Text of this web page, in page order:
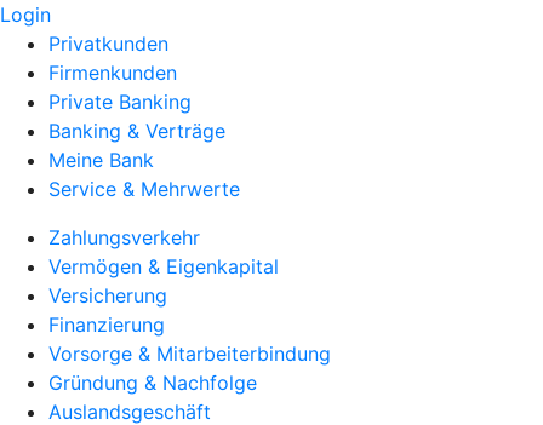
Login
Privatkunden
Firmenkunden
Private Banking
Banking & Verträge
Meine Bank
Service & Mehrwerte
Zahlungsverkehr
Vermögen & Eigenkapital
Versicherung
Finanzierung
Vorsorge & Mitarbeiterbindung
Gründung & Nachfolge
Auslandsgeschäft